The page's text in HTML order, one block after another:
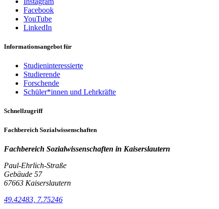
Facebook
YouTube
LinkedIn
Informationsangebot für
Studieninteressierte
Studierende
Forschende
Schüler*innen und Lehrkräfte
Schnellzugriff
Fachbereich Sozialwissenschaften
Fachbereich Sozialwissenschaften in Kaiserslautern
Paul-Ehrlich-Straße
Gebäude 57
67663 Kaiserslautern
49.42483, 7.75246